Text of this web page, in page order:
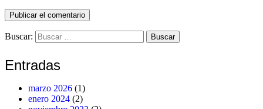
Publicar el comentario
Buscar:
Entradas
marzo 2026 (1)
enero 2024 (2)